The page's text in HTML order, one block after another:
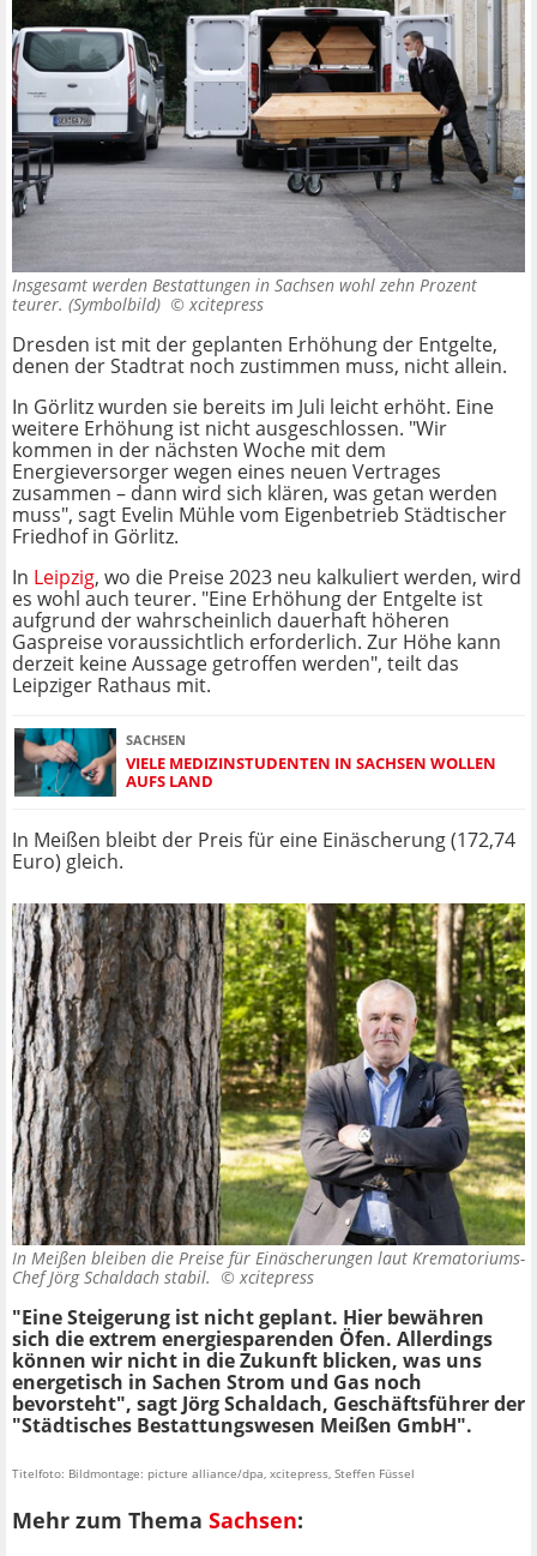
Insgesamt werden Bestattungen in Sachsen wohl zehn Prozent
teurer. (Symbolbild) © xcitepress
Dresden ist mit der geplanten Erhöhung der Entgelte,
denen der Stadtrat noch zustimmen muss, nicht allein.
In Görlitz wurden sie bereits im Juli leicht erhöht. Eine
weitere Erhöhung ist nicht ausgeschlossen. "Wir
kommen in der nächsten Woche mit dem
Energieversorger wegen eines neuen Vertrages
zusammen – dann wird sich klären, was getan werden
muss", sagt Evelin Mühle vom Eigenbetrieb Städtischer
Friedhof in Görlitz.
In Leipzig, wo die Preise 2023 neu kalkuliert werden, wird
es wohl auch teurer. "Eine Erhöhung der Entgelte ist
aufgrund der wahrscheinlich dauerhaft höheren
Gaspreise voraussichtlich erforderlich. Zur Höhe kann
derzeit keine Aussage getroffen werden", teilt das
Leipziger Rathaus mit.
SACHSEN
VIELE MEDIZINSTUDENTEN IN SACHSEN WOLLEN
AUFS LAND
In Meißen bleibt der Preis für eine Einäscherung (172,74
Euro) gleich.
In Meißen bleiben die Preise für Einäscherungen laut Krematoriums-
Chef Jörg Schaldach stabil. © xcitepress
"Eine Steigerung ist nicht geplant. Hier bewähren
sich die extrem energiesparenden Öfen. Allerdings
können wir nicht in die Zukunft blicken, was uns
energetisch in Sachen Strom und Gas noch
bevorsteht", sagt Jörg Schaldach, Geschäftsführer der
"Städtisches Bestattungswesen Meißen GmbH".
Titelfoto: Bildmontage: picture alliance/dpa, xcitepress, Steffen Füssel
Mehr zum Thema Sachsen: